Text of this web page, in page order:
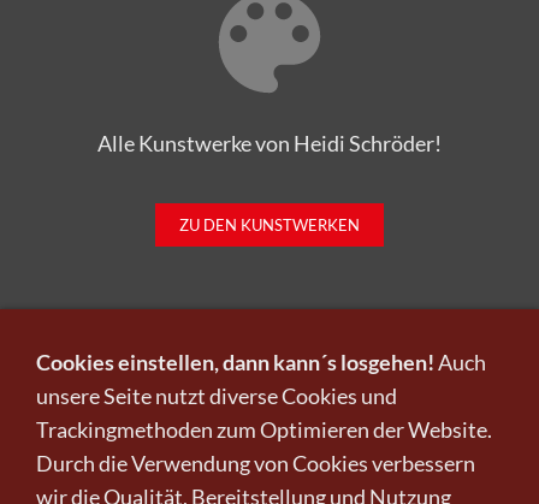
Infos zu Verkauf und Versand!
Cookies einstellen, dann kann´s losgehen!Auch
unsere Seite nutzt diverse Cookies und
Trackingmethoden zum Optimieren der Website.
Durch die Verwendung von Cookies verbessern
wir die Qualität, Bereitstellung und Nutzung